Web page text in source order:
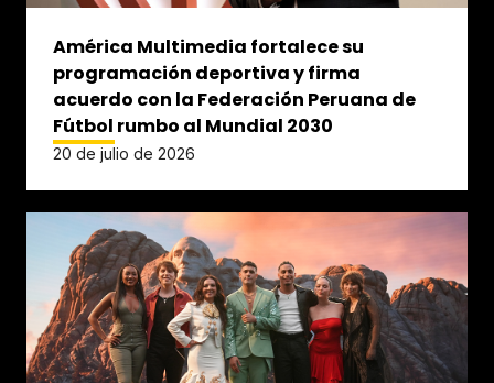
América Multimedia fortalece su
programación deportiva y firma
acuerdo con la Federación Peruana de
Fútbol rumbo al Mundial 2030
20 de julio de 2026